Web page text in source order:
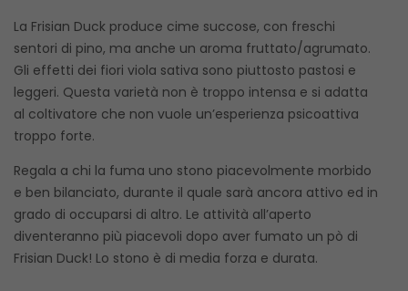
La Frisian Duck produce cime succose, con freschi
sentori di pino, ma anche un aroma fruttato/agrumato.
Gli effetti dei fiori viola sativa sono piuttosto pastosi e
leggeri. Questa varietà non è troppo intensa e si adatta
al coltivatore che non vuole un’esperienza psicoattiva
troppo forte.
Regala a chi la fuma uno stono piacevolmente morbido
e ben bilanciato, durante il quale sarà ancora attivo ed in
grado di occuparsi di altro. Le attività all’aperto
diventeranno più piacevoli dopo aver fumato un pò di
Frisian Duck! Lo stono è di media forza e durata.